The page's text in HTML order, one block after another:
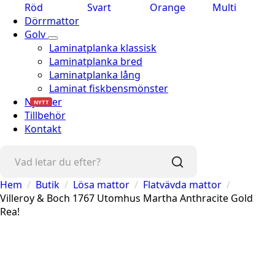
Röd Svart Orange
Multi
Dörrmattor
Golv
Laminatplanka klassisk
Laminatplanka bred
Laminatplanka lång
Laminat fiskbensmönster
Nyheter
NYTT
Tillbehör
Kontakt
Hem Butik Lösa mattor
Flatvävda mattor
Villeroy & Boch 1767 Utomhus Martha Anthracite Gold
Rea!